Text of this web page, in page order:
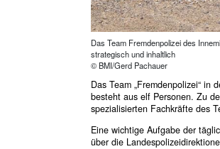
Das Team Fremdenpolizei des
strategisch und inhaltlich
© BMI/Gerd Pachauer
Das Team „Fremdenpolizei“ in
besteht aus elf Personen. Zu
spezialisierten Fachkräfte des
Eine wichtige Aufgabe der
über die